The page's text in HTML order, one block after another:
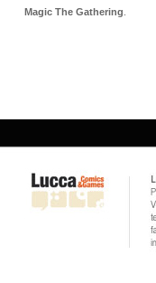
Magic The Gathering